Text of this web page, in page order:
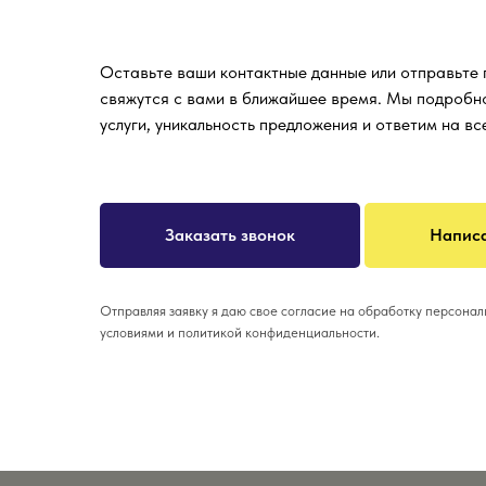
Оставьте ваши контактные данные или
свяжутся с вами в ближайшее время. Мы
услуги, уникальность предложения и ответим на
Заказать звонок
Отправляя заявку я даю свое согласие на обработку
условиями и политикой конфиденциальности.